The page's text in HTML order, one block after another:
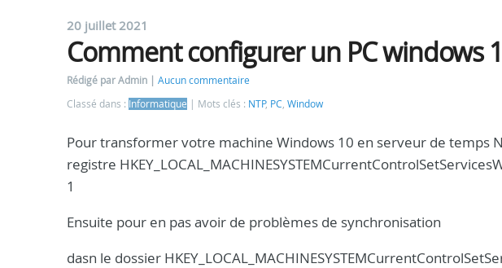
20 juillet 2021
Comment configurer un PC windows
Rédigé par Admin
Aucun commentaire
Classé dans : Informatique Mots clés : NTP, PC, Window
Pour transformer votre machine Windows 10 en serveur de temps
registre
1
Ensuite pour en pas avoir de problèmes de synchronisation
dasn le dossier